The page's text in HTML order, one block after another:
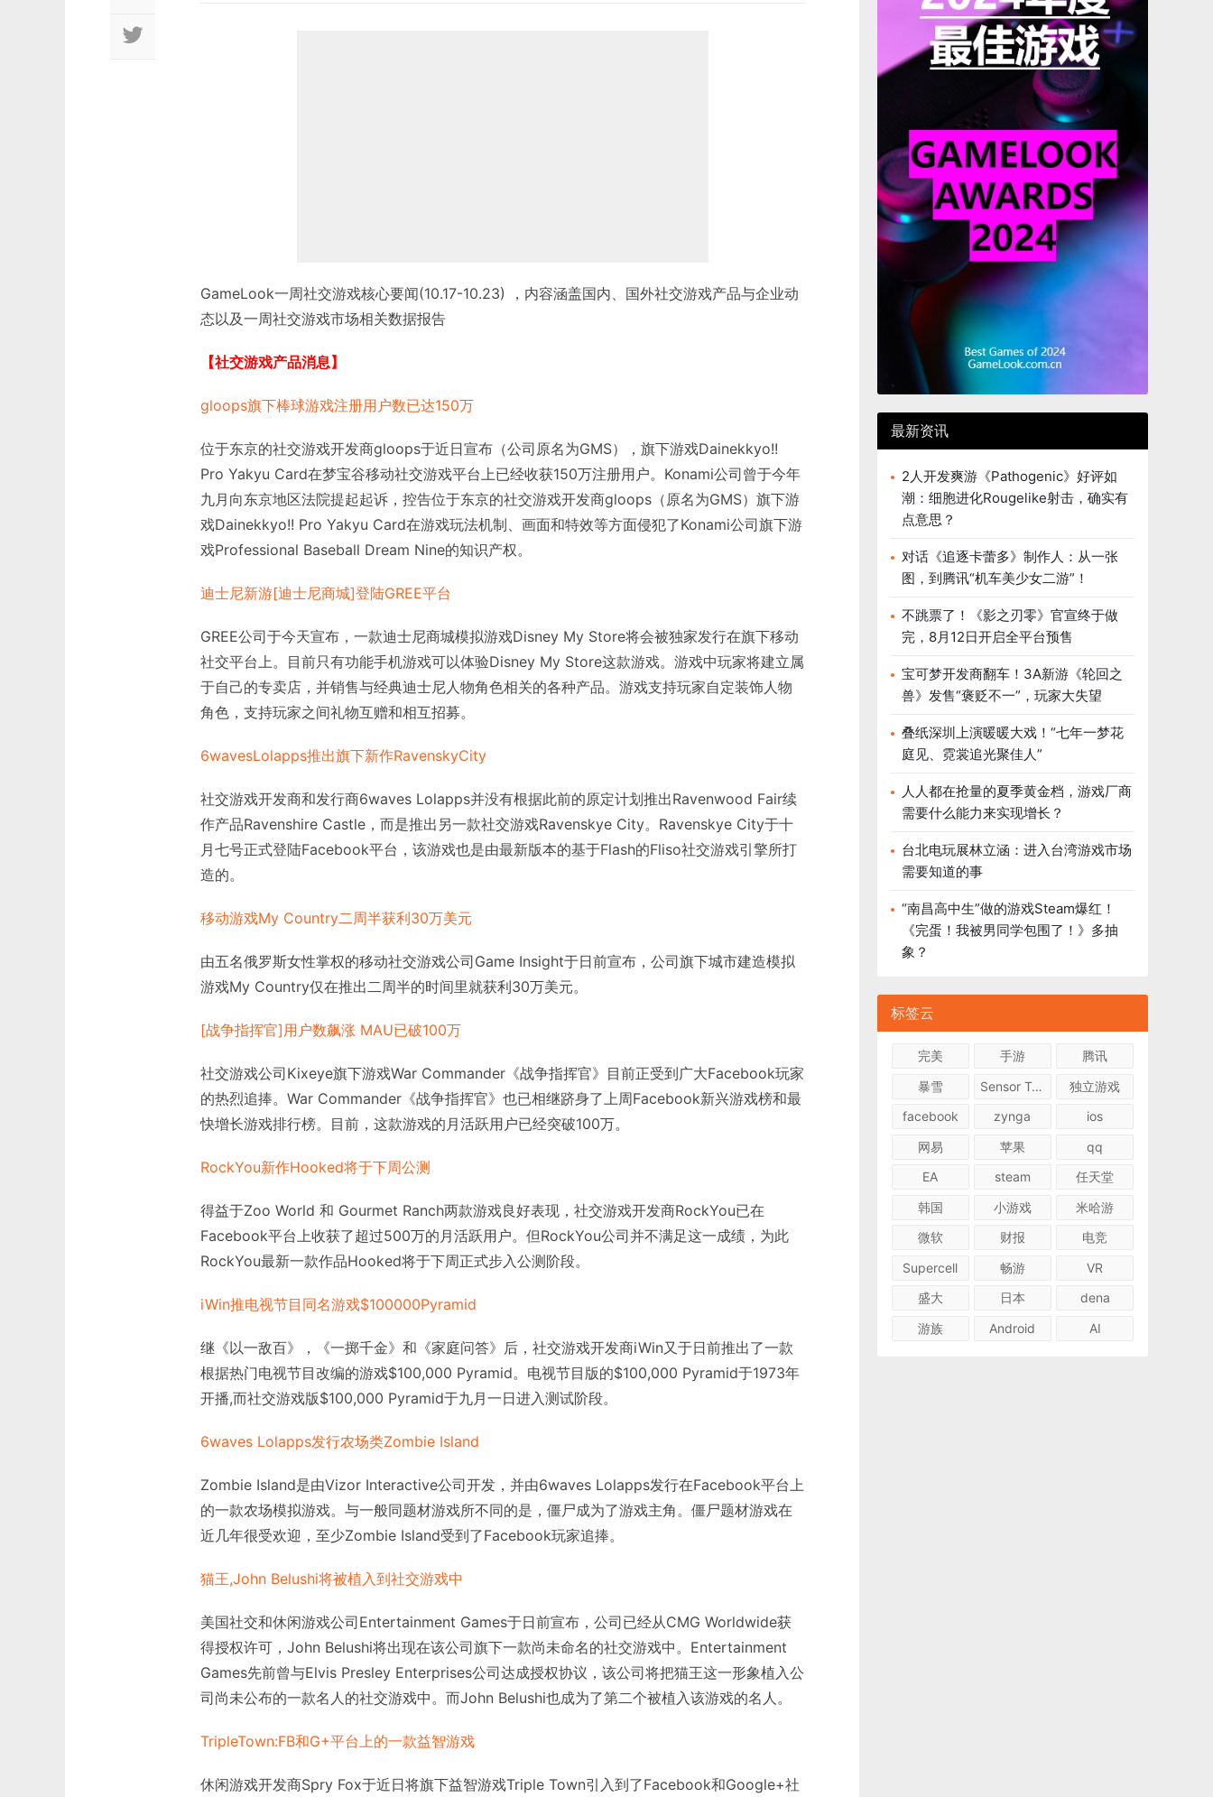
GameLook一周社交游戏核心要闻(10.17-10.23) ，内容涵盖国内、国外社交游戏产品与企业动
态以及一周社交游戏市场相关数据报告
【社交游戏产品消息】
gloops旗下棒球游戏注册用户数已达150万
位于东京的社交游戏开发商gloops于近日宣布（公司原名为GMS），旗下游戏Dainekkyo!!
Pro Yakyu Card在梦宝谷移动社交游戏平台上已经收获150万注册用户。Konami公司曾于今年
九月向东京地区法院提起起诉，控告位于东京的社交游戏开发商gloops（原名为GMS）旗下游
戏Dainekkyo!! Pro Yakyu Card在游戏玩法机制、画面和特效等方面侵犯了Konami公司旗下游
戏Professional Baseball Dream Nine的知识产权。
迪士尼新游[迪士尼商城]登陆GREE平台
GREE公司于今天宣布，一款迪士尼商城模拟游戏Disney My Store将会被独家发行在旗下移动
社交平台上。目前只有功能手机游戏可以体验Disney My Store这款游戏。游戏中玩家将建立属
于自己的专卖店，并销售与经典迪士尼人物角色相关的各种产品。游戏支持玩家自定装饰人物
角色，支持玩家之间礼物互赠和相互招募。
6wavesLolapps推出旗下新作RavenskyCity
社交游戏开发商和发行商6waves Lolapps并没有根据此前的原定计划推出Ravenwood Fair续
作产品Ravenshire Castle，而是推出另一款社交游戏Ravenskye City。Ravenskye City于十
月七号正式登陆Facebook平台，该游戏也是由最新版本的基于Flash的Fliso社交游戏引擎所打
造的。
移动游戏My Country二周半获利30万美元
由五名俄罗斯女性掌权的移动社交游戏公司Game Insight于日前宣布，公司旗下城市建造模拟
游戏My Country仅在推出二周半的时间里就获利30万美元。
[战争指挥官]用户数飙涨 MAU已破100万
社交游戏公司Kixeye旗下游戏War Commander《战争指挥官》目前正受到广大Facebook玩家
的热烈追捧。War Commander《战争指挥官》也已相继跻身了上周Facebook新兴游戏榜和最
快增长游戏排行榜。目前，这款游戏的月活跃用户已经突破100万。
RockYou新作Hooked将于下周公测
得益于Zoo World 和 Gourmet Ranch两款游戏良好表现，社交游戏开发商RockYou已在
Facebook平台上收获了超过500万的月活跃用户。但RockYou公司并不满足这一成绩，为此
RockYou最新一款作品Hooked将于下周正式步入公测阶段。
iWin推电视节目同名游戏$100000Pyramid
继《以一敌百》，《一掷千金》和《家庭问答》后，社交游戏开发商iWin又于日前推出了一款
根据热门电视节目改编的游戏$100,000 Pyramid。电视节目版的$100,000 Pyramid于1973年
开播,而社交游戏版$100,000 Pyramid于九月一日进入测试阶段。
6waves Lolapps发行农场类Zombie Island
Zombie Island是由Vizor Interactive公司开发，并由6waves Lolapps发行在Facebook平台上
的一款农场模拟游戏。与一般同题材游戏所不同的是，僵尸成为了游戏主角。僵尸题材游戏在
近几年很受欢迎，至少Zombie Island受到了Facebook玩家追捧。
猫王,John Belushi将被植入到社交游戏中
美国社交和休闲游戏公司Entertainment Games于日前宣布，公司已经从CMG Worldwide获
得授权许可，John Belushi将出现在该公司旗下一款尚未命名的社交游戏中。Entertainment
Games先前曾与Elvis Presley Enterprises公司达成授权协议，该公司将把猫王这一形象植入公
司尚未公布的一款名人的社交游戏中。而John Belushi也成为了第二个被植入该游戏的名人。
TripleTown:FB和G+平台上的一款益智游戏
休闲游戏开发商Spry Fox于近日将旗下益智游戏Triple Town引入到了Facebook和Google+社
最新资讯
2人开发爽游《Pathogenic》好评如
潮：细胞进化Rougelike射击，确实有
点意思？
对话《追逐卡蕾多》制作人：从一张
图，到腾讯“机车美少女二游”！
不跳票了！《影之刃零》官宣终于做
完，8月12日开启全平台预售
宝可梦开发商翻车！3A新游《轮回之
兽》发售“褒贬不一”，玩家大失望
叠纸深圳上演暖暖大戏！“七年一梦花
庭见、霓裳追光聚佳人”
人人都在抢量的夏季黄金档，游戏厂商
需要什么能力来实现增长？
台北电玩展林立涵：进入台湾游戏市场
需要知道的事
“南昌高中生”做的游戏Steam爆红！
《完蛋！我被男同学包围了！》多抽
象？
标签云
完美 手游
腾讯
暴雪
Sensor Tower
独立游戏
facebook
zynga
ios
网易
苹果
qq
EA
steam
任天堂
韩国
小游戏
米哈游
微软
财报
电竞
Supercell
畅游
VR
盛大
日本
dena
游族
Android AI